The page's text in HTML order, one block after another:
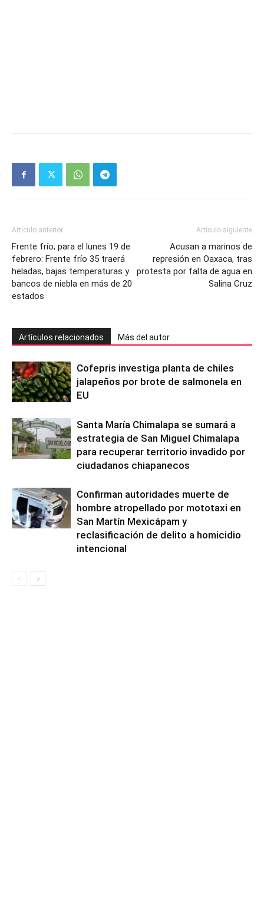
Artículo anterior
Frente frío; para el lunes 19 de
febrero: Frente frío 35 traerá
heladas, bajas temperaturas y
bancos de niebla en más de 20
estados
Artículo siguiente
Acusan a marinos de
represión en Oaxaca, tras
protesta por falta de agua en
Salina Cruz
Artículos relacionados Más del autor
Cofepris investiga planta de chiles
jalapeños por brote de salmonela en
EU
Santa María Chimalapa se sumará a
estrategia de San Miguel Chimalapa
para recuperar territorio invadido por
ciudadanos chiapanecos
Confirman autoridades muerte de
hombre atropellado por mototaxi en
San Martín Mexicápam y
reclasificación de delito a homicidio
intencional